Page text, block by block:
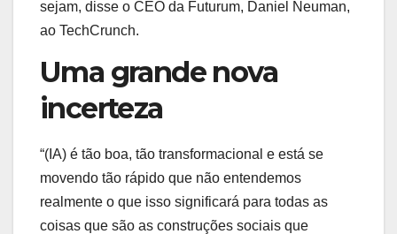
sejam, disse o CEO da Futurum, Daniel Neuman,
ao TechCrunch.
Uma grande nova
incerteza
“(IA) é tão boa, tão transformacional e está se
movendo tão rápido que não entendemos
realmente o que isso significará para todas as
coisas que são as construções sociais que